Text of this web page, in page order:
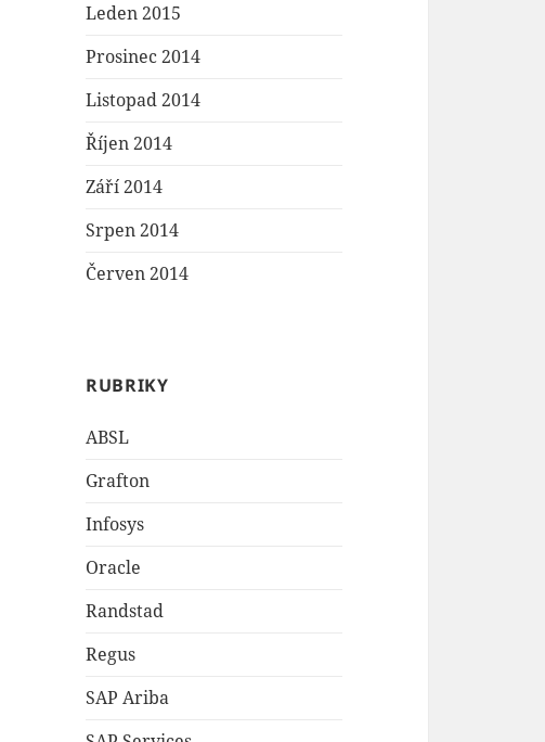
Leden 2015
Prosinec 2014
Listopad 2014
Říjen 2014
Září 2014
Srpen 2014
Červen 2014
RUBRIKY
ABSL
Grafton
Infosys
Oracle
Randstad
Regus
SAP Ariba